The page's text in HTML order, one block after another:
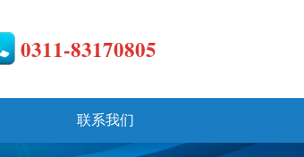
0311-83170805
联系我们